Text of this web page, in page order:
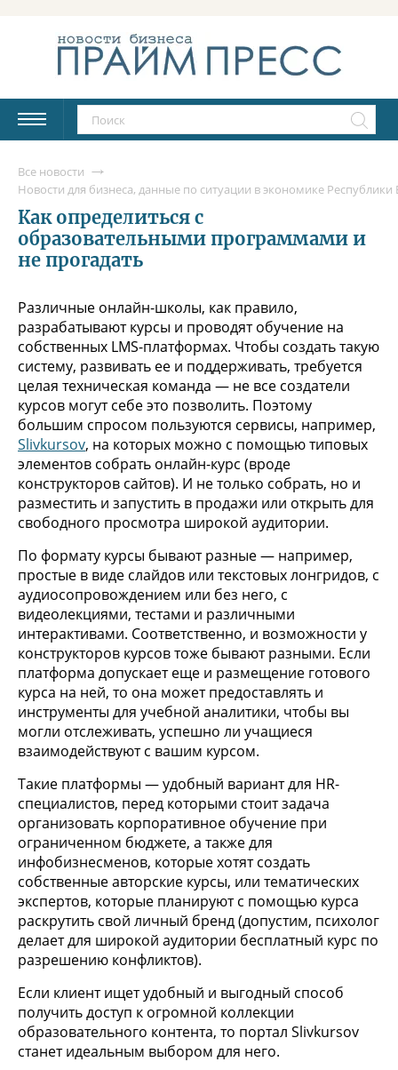
Все новости
Новости для бизнеса, данные по ситуации в экономике
Как определиться с
образовательными программами и
не прогадать
Различные онлайн-школы, как правило,
разрабатывают курсы и проводят обучение на
собственных LMS-платформах. Чтобы создать такую
систему, развивать ее и поддерживать, требуется
целая техническая команда — не все создатели
курсов могут себе это позволить. Поэтому
большим спросом пользуются сервисы, например,
Slivkursov, на которых можно с помощью типовых
элементов собрать онлайн-курс (вроде
конструкторов сайтов). И не только собрать, но и
разместить и запустить в продажи или открыть для
свободного просмотра широкой аудитории.
По формату курсы бывают разные — например,
простые в виде слайдов или текстовых лонгридов, с
аудиосопровождением или без него, с
видеолекциями, тестами и различными
интерактивами. Соответственно, и возможности у
конструкторов курсов тоже бывают разными. Если
платформа допускает еще и размещение готового
курса на ней, то она может предоставлять и
инструменты для учебной аналитики, чтобы вы
могли отслеживать, успешно ли учащиеся
взаимодействуют с вашим курсом.
Такие платформы — удобный вариант для HR-
специалистов, перед которыми стоит задача
организовать корпоративное обучение при
ограниченном бюджете, а также для
инфобизнесменов, которые хотят создать
собственные авторские курсы, или тематических
экспертов, которые планируют с помощью курса
раскрутить свой личный бренд (допустим, психолог
делает для широкой аудитории бесплатный курс по
разрешению конфликтов).
Если клиент ищет удобный и выгодный способ
получить доступ к огромной коллекции
образовательного контента, то портал Slivkursov
станет идеальным выбором для него.